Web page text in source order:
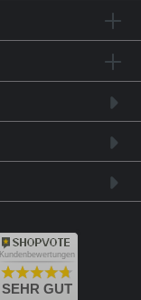
Kundenbewertungen
SEHR GUT